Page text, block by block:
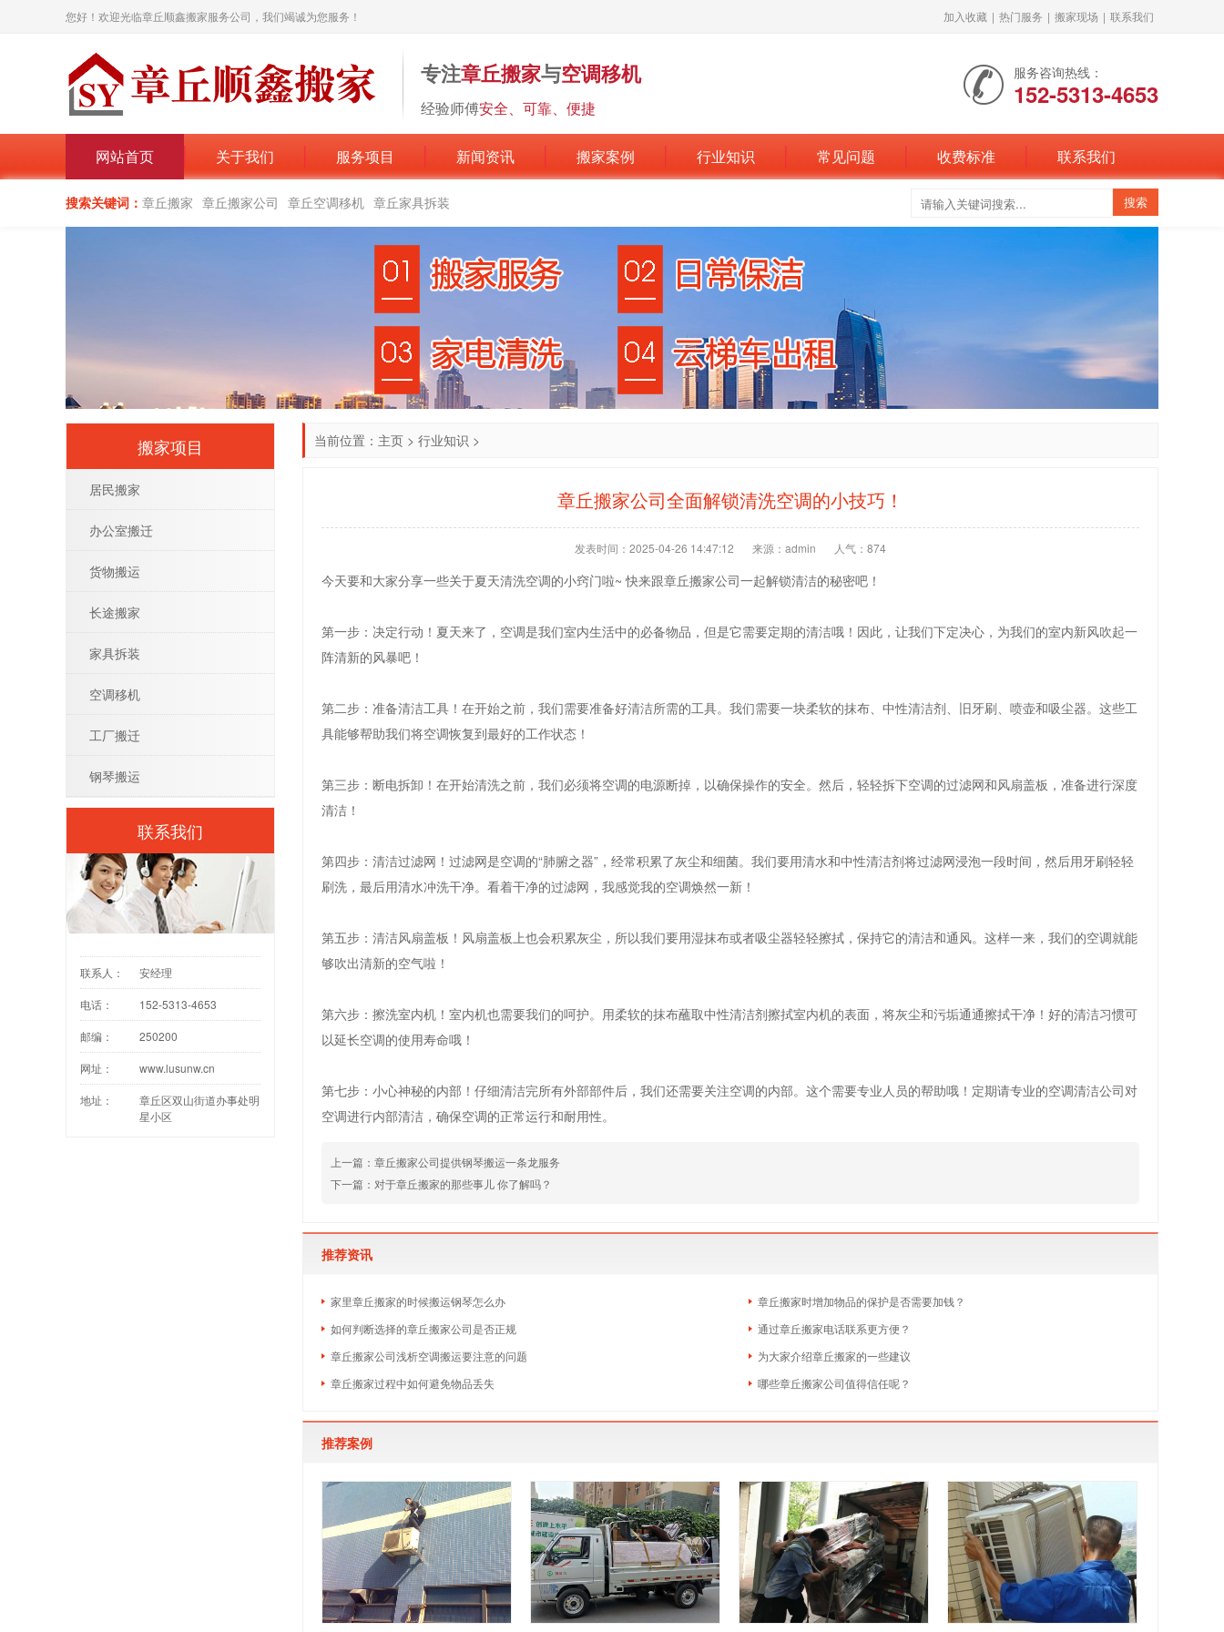
您好！欢迎光临章丘顺鑫搬家服务公司，我们竭诚为您服务！ 加入收藏 | 热门服务 | 搬家现场 | 联系我们
专注章丘搬家与空调移机
经验师傅安全、可靠、便捷
服务咨询热线：
152-5313-4653
网站首页 关于我们 服务项目 新闻资讯 搬家案例 行业知识 常见问题 收费标准 联系我们
搜索关键词： 章丘搬家 章丘搬家公司 章丘空调移机 章丘家具拆装
当前位置： 主页 > 行业知识 >
章丘搬家公司全面解锁清洗空调的小技巧！
发表时间：2025-04-26 14:47:12 来源：admin 人气：874
今天要和大家分享一些关于夏天清洗空调的小窍门啦~ 快来跟章丘搬家公司一起解锁清洁的秘密吧！
第一步：决定行动！夏天来了，空调是我们室内生活中的必备物品，但是它需要定期的清洁哦！因此，让我们下定决心，为我们的室内新风吹起一
阵清新的风暴吧！
第二步：准备清洁工具！在开始之前，我们需要准备好清洁所需的工具。我们需要一块柔软的抹布、中性清洁剂、旧牙刷、喷壶和吸尘器。这些工
具能够帮助我们将空调恢复到最好的工作状态！
第三步：断电拆卸！在开始清洗之前，我们必须将空调的电源断掉，以确保操作的安全。然后，轻轻拆下空调的过滤网和风扇盖板，准备进行深度
清洁！
第四步：清洁过滤网！过滤网是空调的“肺腑之器”，经常积累了灰尘和细菌。我们要用清水和中性清洁剂将过滤网浸泡一段时间，然后用牙刷轻轻
刷洗，最后用清水冲洗干净。看着干净的过滤网，我感觉我的空调焕然一新！
第五步：清洁风扇盖板！风扇盖板上也会积累灰尘，所以我们要用湿抹布或者吸尘器轻轻擦拭，保持它的清洁和通风。这样一来，我们的空调就能
够吹出清新的空气啦！
第六步：擦洗室内机！室内机也需要我们的呵护。用柔软的抹布蘸取中性清洁剂擦拭室内机的表面，将灰尘和污垢通通擦拭干净！好的清洁习惯可
以延长空调的使用寿命哦！
第七步：小心神秘的内部！仔细清洁完所有外部部件后，我们还需要关注空调的内部。这个需要专业人员的帮助哦！定期请专业的空调清洁公司对
空调进行内部清洁，确保空调的正常运行和耐用性。
上一篇： 章丘搬家公司提供钢琴搬运一条龙服务
下一篇： 对于章丘搬家的那些事儿 你了解吗？
推荐资讯
家里章丘搬家的时候搬运钢琴怎么办
章丘搬家时增加物品的保护是否需要加钱？
如何判断选择的章丘搬家公司是否正规
通过章丘搬家电话联系更方便？
章丘搬家公司浅析空调搬运要注意的问题
为大家介绍章丘搬家的一些建议
章丘搬家过程中如何避免物品丢失
哪些章丘搬家公司值得信任呢？
推荐案例
搬家项目
居民搬家
办公室搬迁
货物搬运
长途搬家
家具拆装
空调移机
工厂搬迁
钢琴搬运
联系我们
联系人： 安经理
电话： 152-5313-4653
邮编： 250200
网址： www.lusunw.cn
地址：
章丘区双山街道办事处明
星小区